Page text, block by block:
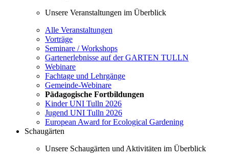
Unsere Veranstaltungen im Überblick
Alle Veranstaltungen
Vorträge
Seminare / Workshops
Gartenerlebnisse auf der GARTEN TULLN
Webinare
Fachtage und Lehrgänge
Gemeinde-Webinare
Pädagogische Fortbildungen
Kinder UNI Tulln 2026
Jugend UNI Tulln 2026
European Award for Ecological Gardening
Schaugärten
Unsere Schaugärten und Aktivitäten im Überblick